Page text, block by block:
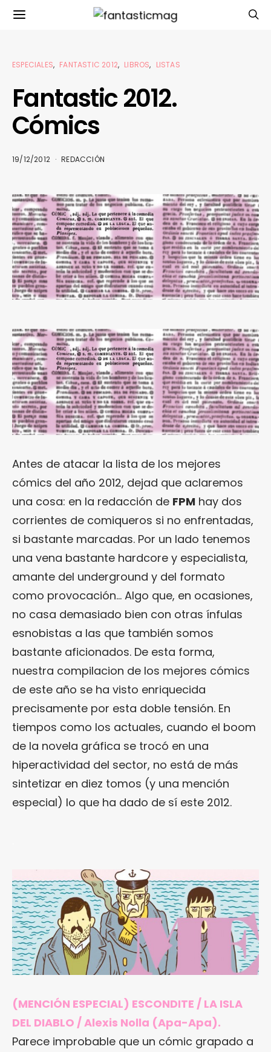
ESPECIALES FANTASTIC 2012 LIBROS LISTAS
Fantastic 2012.
Cómics
19/12/2012 REDACCIÓN
Antes de atacar la lista de los mejores
cómics del año 2012, dejad que aclaremos
una cosa: en la redacción de FPM hay dos
corrientes de comiqueros si no enfrentadas,
si bastante marcadas. Por un lado tenemos
una vena bastante hardcore y especialista,
amante del underground y del formato
como provocación… Algo que, en ocasiones,
no casa demasiado bien con otras ínfulas
esnobistas a las que también somos
bastante aficionados. De esta forma,
nuestra compilacion de los mejores cómics
de este año se ha visto enriquecida
precisamente por esta doble tensión. En
tiempos como los actuales, cuando el boom
de la novela gráfica se trocó en una
hiperactividad del sector, no está de más
sintetizar en diez tomos (y una mención
especial) lo que ha dado de sí este 2012.
(MENCIÓN ESPECIAL) ESCONDITE / LA ISLA
DEL DIABLO / Alexis Nolla (Apa-Apa).
Parece improbable que un cómic grapado a